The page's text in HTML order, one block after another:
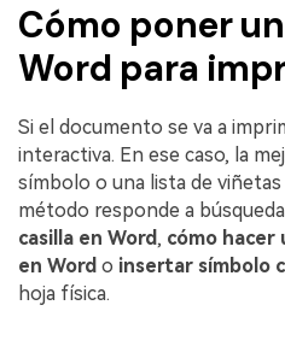
Cómo poner
Word para
Si el documento se va a
interactiva. En ese caso, la
símbolo o una lista de
método responde a
casilla en Word, cómo hacer
en Word o insertar símbolo
hoja física.